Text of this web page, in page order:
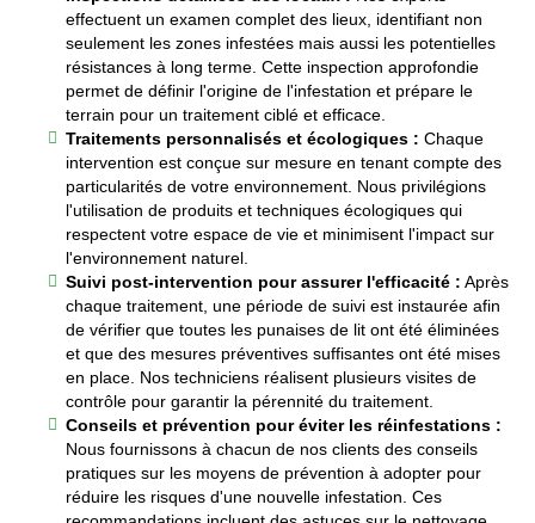
effectuent un examen complet des lieux, identifiant non
seulement les zones infestées mais aussi les potentielles
résistances à long terme. Cette inspection approfondie
permet de définir l'origine de l'infestation et prépare le
terrain pour un traitement ciblé et efficace.
Traitements personnalisés et écologiques : Chaque
intervention est conçue sur mesure en tenant compte des
particularités de votre environnement. Nous privilégions
l'utilisation de produits et techniques écologiques qui
respectent votre espace de vie et minimisent l'impact sur
l'environnement naturel.
Suivi post-intervention pour assurer l'efficacité : Après
chaque traitement, une période de suivi est instaurée afin
de vérifier que toutes les punaises de lit ont été éliminées
et que des mesures préventives suffisantes ont été mises
en place. Nos techniciens réalisent plusieurs visites de
contrôle pour garantir la pérennité du traitement.
Conseils et prévention pour éviter les réinfestations :
Nous fournissons à chacun de nos clients des conseils
pratiques sur les moyens de prévention à adopter pour
réduire les risques d'une nouvelle infestation. Ces